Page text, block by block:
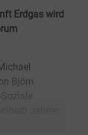
Erdgas wird
Björn